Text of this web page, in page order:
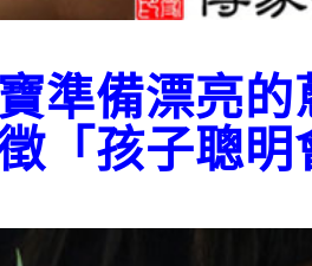
準備漂亮的
「孩子聰明